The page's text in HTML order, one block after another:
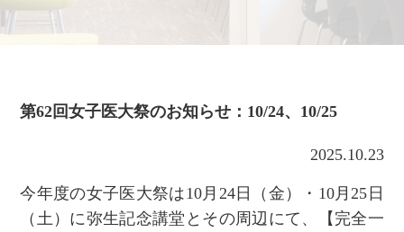
第62回女子医大祭のお知らせ：10/24、10/25
2025.10.23
今年度の女子医大祭は10月24日（金）・10月25日
（土）に弥生記念講堂とその周辺にて、【完全一